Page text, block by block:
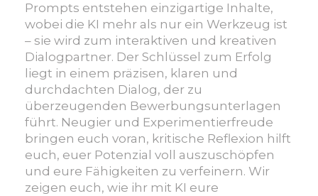
Prompts entstehen einzigartige Inhalte,
wobei die KI mehr als nur ein Werkzeug ist
– sie wird zum interaktiven und kreativen
Dialogpartner. Der Schlüssel zum Erfolg
liegt in einem präzisen, klaren und
durchdachten Dialog, der zu
überzeugenden Bewerbungsunterlagen
führt. Neugier und Experimentierfreude
bringen euch voran, kritische Reflexion hilft
euch, euer Potenzial voll auszuschöpfen
und eure Fähigkeiten zu verfeinern. Wir
zeigen euch, wie ihr mit KI eure